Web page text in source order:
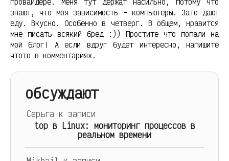
знают, что моя зависимость – компьютеры. Зато дают
еду. Вкусно. Особенно в четверг. В общем, нравится
мне писать всякий бред :)) Простите что попали на
мой блог! А если вдруг будет интересно, напишите
чтото в комментариях.
обсуждают
Серьгак записи
top в Linux: мониторинг процессов в
реальном времени